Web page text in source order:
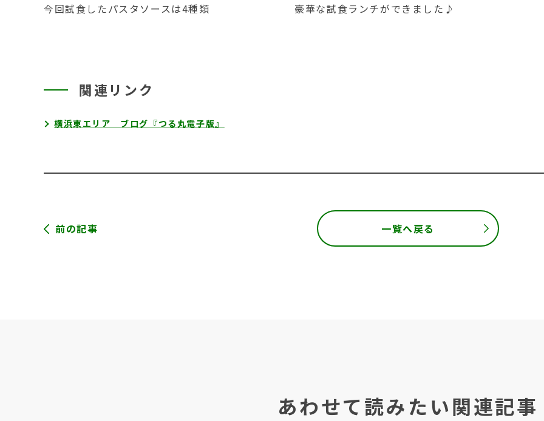
今回試食したパスタソースは4種類 豪華な試食ランチができました♪
関連リンク
横浜東エリア ブログ『つる丸電子版』
前の記事 一覧へ戻る
あわせて読みたい関連記事